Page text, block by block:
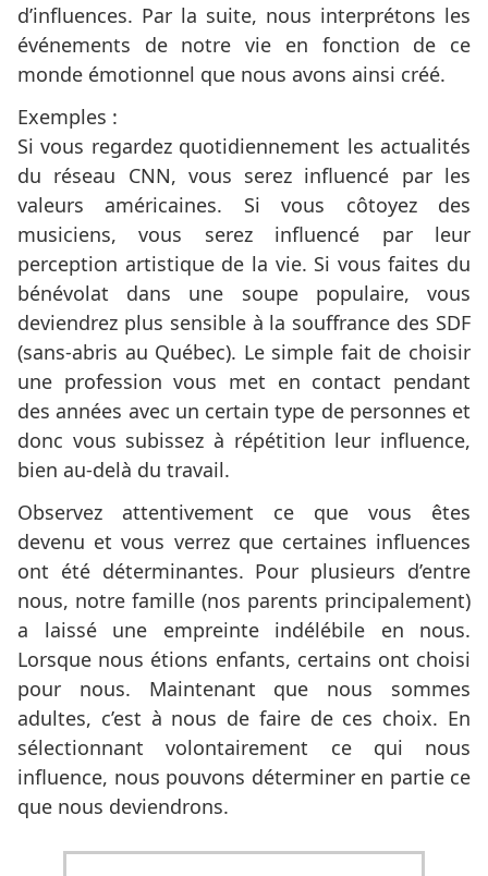
d’influences. Par la suite, nous interprétons les
événements de notre vie en fonction de ce
monde émotionnel que nous avons ainsi créé.
Exemples :
Si vous regardez quotidiennement les actualités
du réseau CNN, vous serez influencé par les
valeurs américaines. Si vous côtoyez des
musiciens, vous serez influencé par leur
perception artistique de la vie. Si vous faites du
bénévolat dans une soupe populaire, vous
deviendrez plus sensible à la souffrance des SDF
(sans-abris au Québec). Le simple fait de choisir
une profession vous met en contact pendant
des années avec un certain type de personnes et
donc vous subissez à répétition leur influence,
bien au-delà du travail.
Observez attentivement ce que vous êtes
devenu et vous verrez que certaines influences
ont été déterminantes. Pour plusieurs d’entre
nous, notre famille (nos parents principalement)
a laissé une empreinte indélébile en nous.
Lorsque nous étions enfants, certains ont choisi
pour nous. Maintenant que nous sommes
adultes, c’est à nous de faire de ces choix. En
sélectionnant volontairement ce qui nous
influence, nous pouvons déterminer en partie ce
que nous deviendrons.